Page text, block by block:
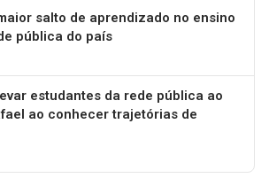
salto de aprendizado no ensino
pública do país
estudantes da rede pública ao
ao conhecer trajetórias de